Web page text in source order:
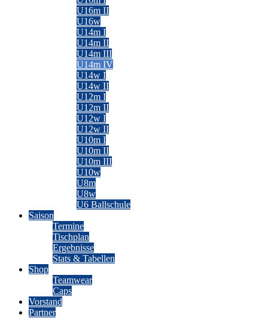
U16m II
U16w
U14m I
U14m II
U14m III
U14m IV
U14w I
U14w II
U12m I
U12m II
U12w I
U12w II
U10m I
U10m II
U10m III
U10w
U8m
U8w
U6 Ballschule
Saison
Termine
Tischplan
Ergebnisse
Stats & Tabellen
Shop
Teamwear
Caps
Vorstand
Partner